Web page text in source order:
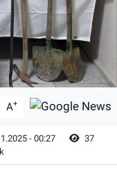
A+
- 00:27
37